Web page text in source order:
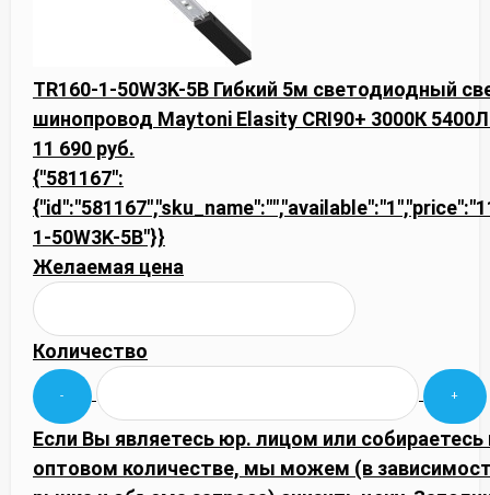
TR160-1-50W3K-5B Гибкий 5м светодиодный
шинопровод Maytoni Elasity CRI90+ 3000К
11 690 руб.
{"581167":
1-50W3K-5B"}}
Желаемая цена
Количество
Если Вы являетесь юр. лицом или собираетесь
оптовом количестве, мы можем (в